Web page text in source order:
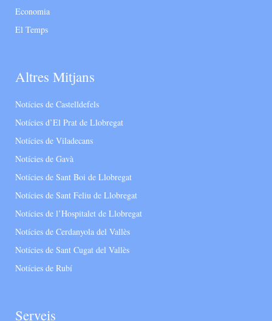
Economia
El Temps
Altres Mitjans
Notícies de Castelldefels
Notícies d’El Prat de Llobregat
Notícies de Viladecans
Notícies de Gavà
Notícies de Sant Boi de Llobregat
Notícies de Sant Feliu de Llobregat
Notícies de l’Hospitalet de Llobregat
Notícies de Cerdanyola del Vallès
Notícies de Sant Cugat del Vallès
Notícies de Rubí
Serveis